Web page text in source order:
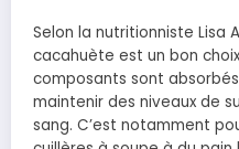
Selon la nutritionniste Lisa
cacahuète est un bon
composants sont
maintenir des niveaux de
sang. C’est notamment